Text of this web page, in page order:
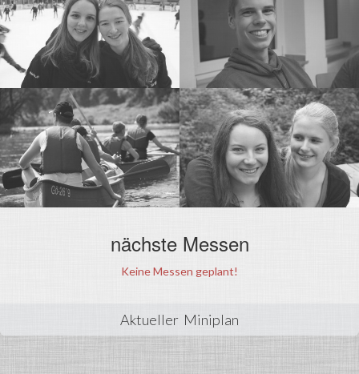
nächste Messen
Keine Messen geplant!
Aktueller Miniplan